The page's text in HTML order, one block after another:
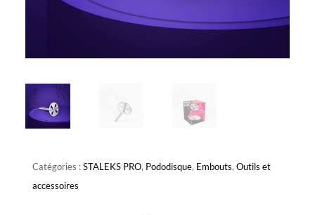
Catégories :STALEKS PRO, Pododisque, Embouts, Outils et
accessoires